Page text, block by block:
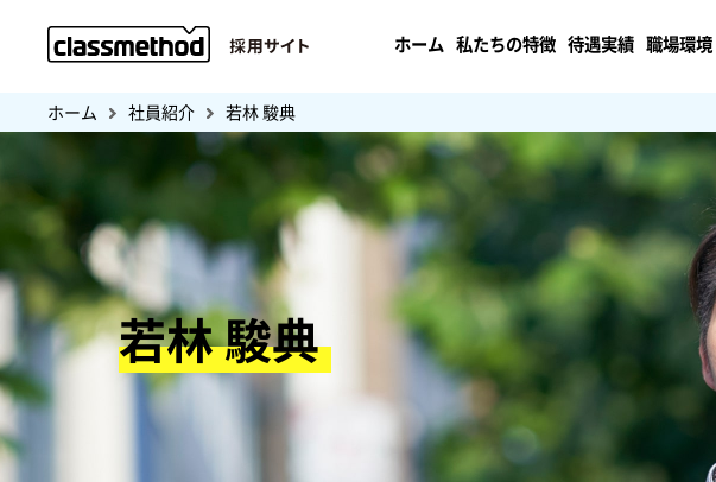
ホーム 私たちの特徴 待遇実績 職場環境
ホーム 社員紹介 若林 駿典
若林 駿典